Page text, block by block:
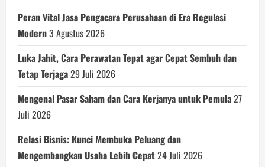
Peran Vital Jasa Pengacara Perusahaan di Era Regulasi
Modern3 Agustus 2026
Luka Jahit, Cara Perawatan Tepat agar Cepat Sembuh dan
Tetap Terjaga29 Juli 2026
Mengenal Pasar Saham dan Cara Kerjanya untuk Pemula27
Juli 2026
Relasi Bisnis: Kunci Membuka Peluang dan
Mengembangkan Usaha Lebih Cepat24 Juli 2026